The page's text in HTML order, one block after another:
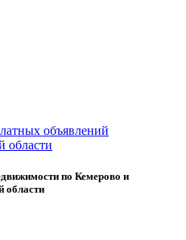
по Кемерово и
области